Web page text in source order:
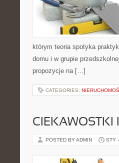
którym teoria spotyka
domu i w grupie
propozycje na […]
CATEGORIES:
CIEKAWOSTKI
POSTED BY ADMIN STY